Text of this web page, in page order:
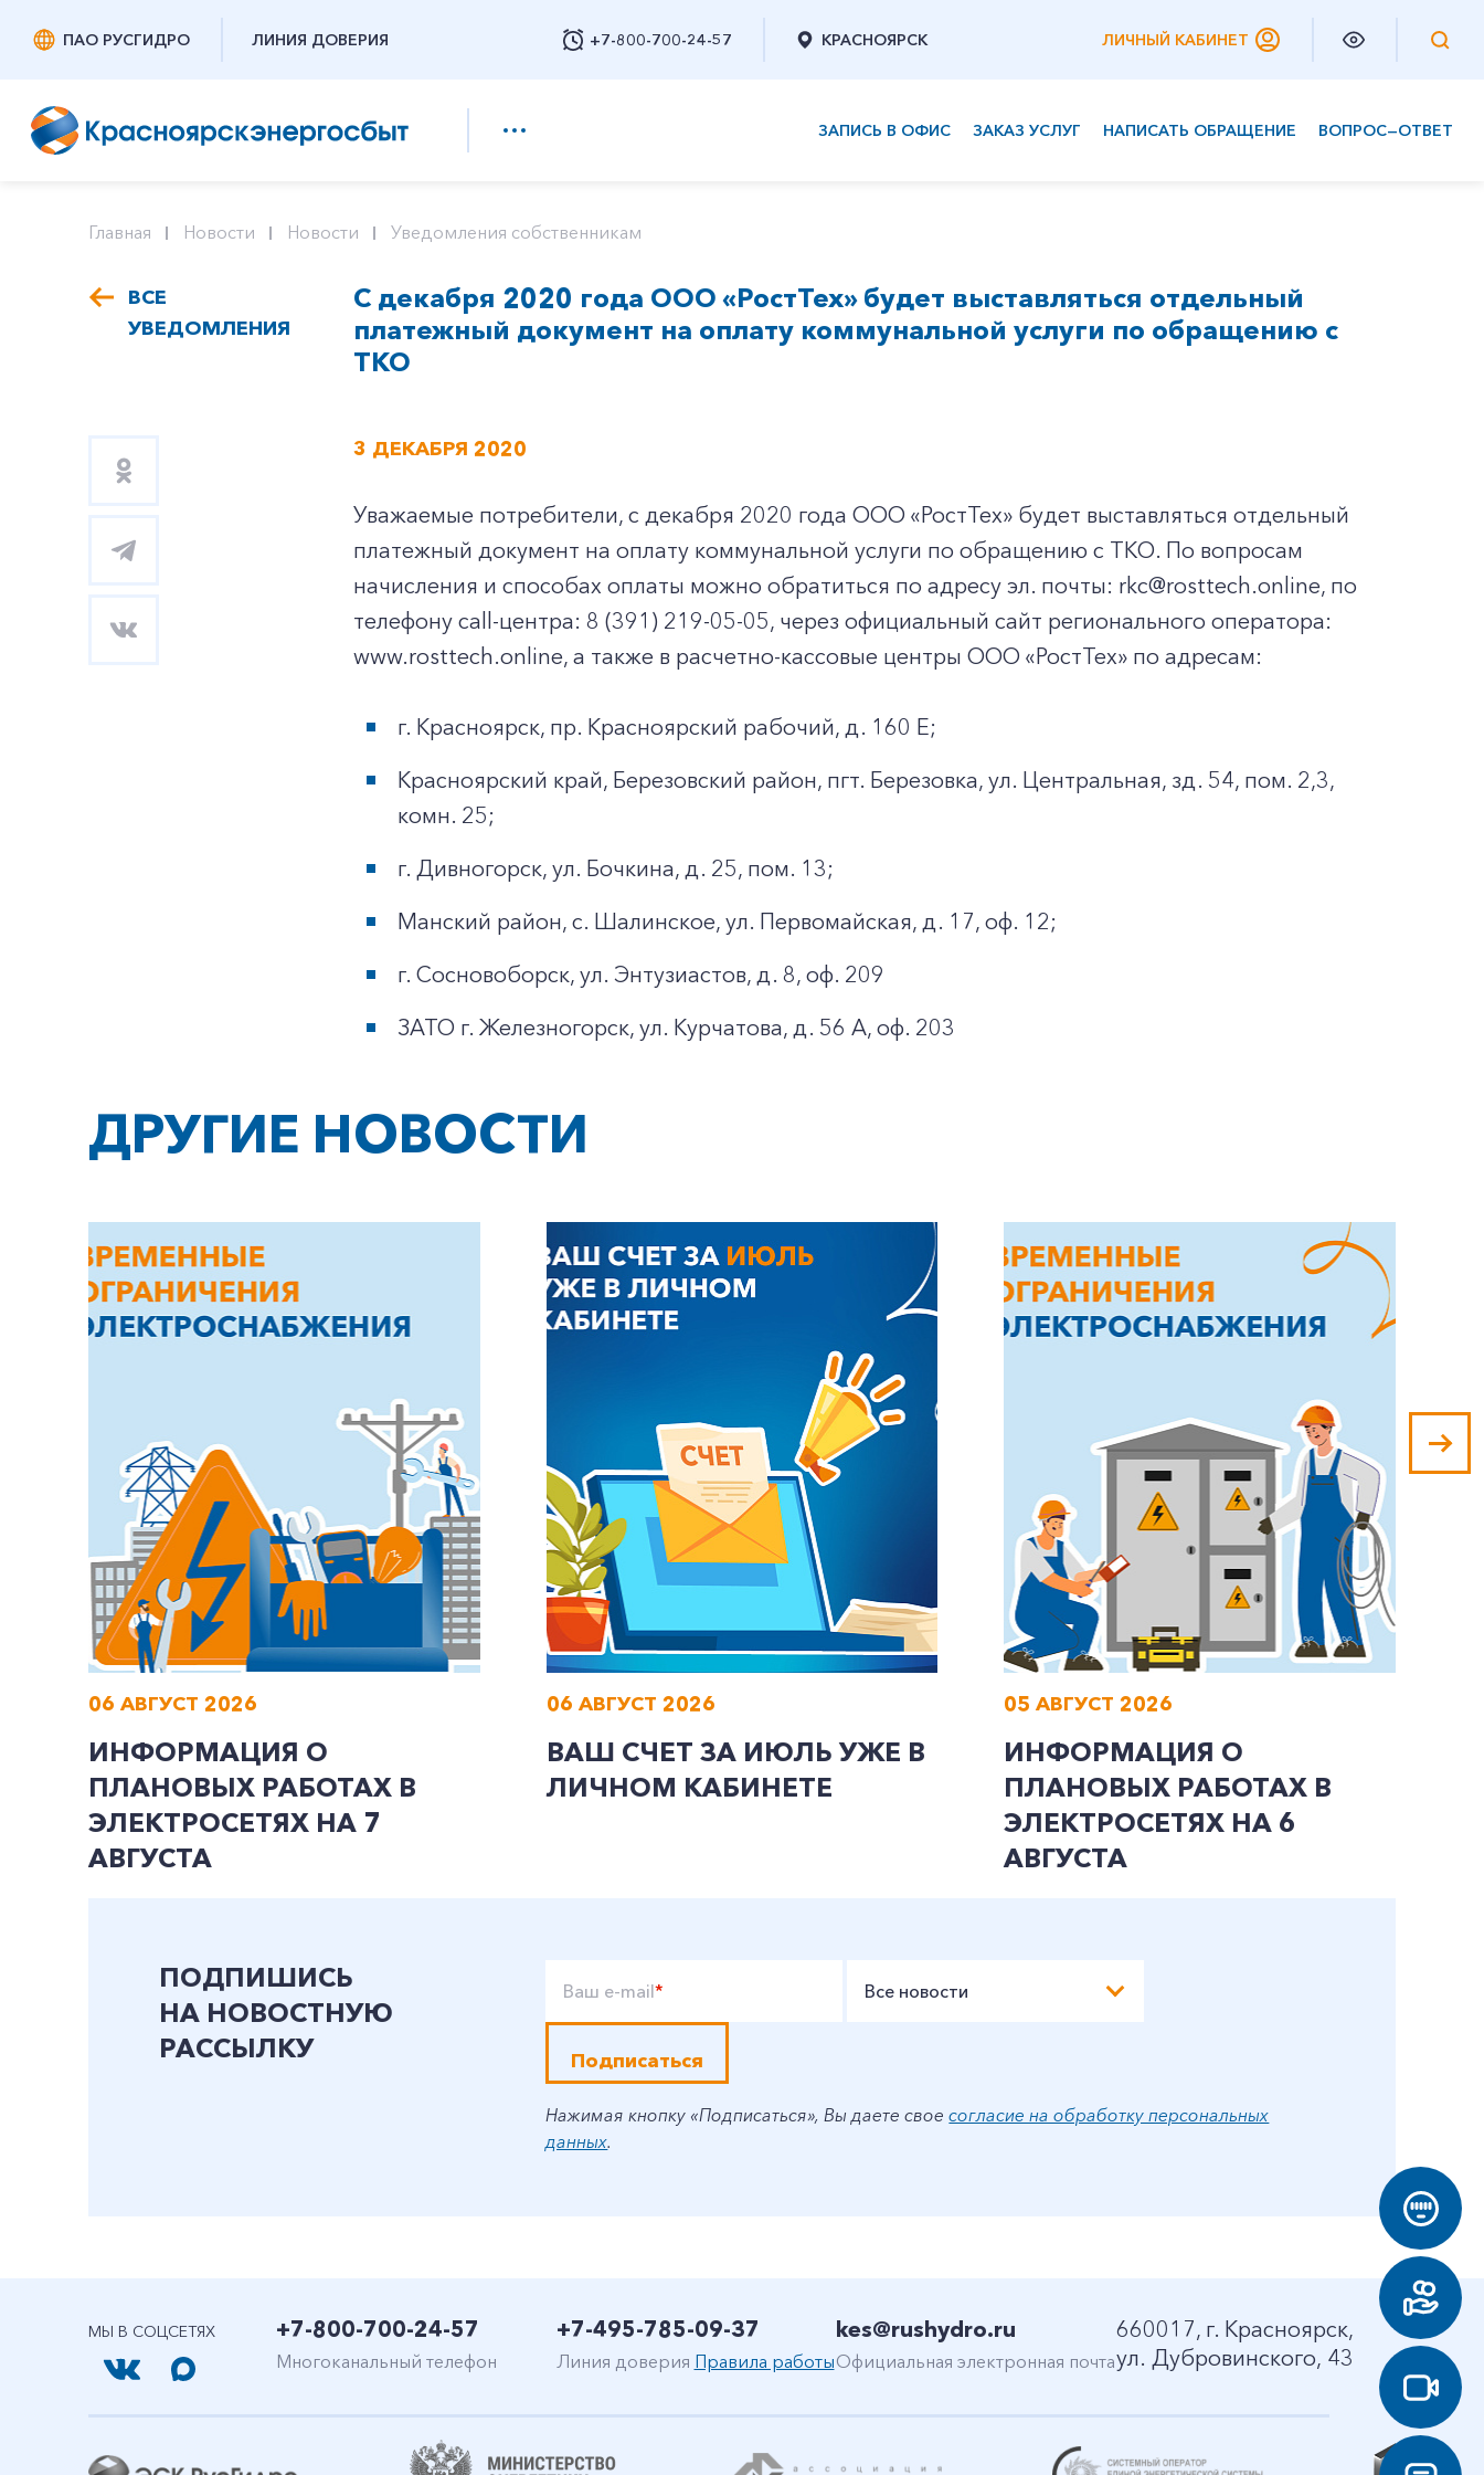
ПАО РУСГИДРО ЛИНИЯ ДОВЕРИЯ +7-800-700-24-57
Заказать обратный звонок
КРАСНОЯРСК ЛИЧНЫЙ КАБИНЕТ
ЗАПИСЬ В ОФИС ЗАКАЗ УСЛУГ НАПИСАТЬ ОБРАЩЕНИЕ ВОПРОС—ОТВЕТ
Заказать обратный звонок
Корпоративным клиентам
Главная Новости Новости Уведомления собственникам
ВСЕ
УВЕДОМЛЕНИЯ
С декабря 2020 года ООО «РостТех» будет выставляться отдельный
платежный документ на оплату коммунальной услуги по обращению с
ТКО
3 ДЕКАБРЯ 2020
Уважаемые потребители, с декабря 2020 года ООО «РостТех» будет выставляться отдельный
платежный документ на оплату коммунальной услуги по обращению с ТКО. По вопросам
начисления и способах оплаты можно обратиться по адресу эл. почты: rkc@rosttech.online, по
телефону call-центра: 8 (391) 219-05-05, через официальный сайт регионального оператора:
www.rosttech.online, а также в расчетно-кассовые центры ООО «РостТех» по адресам:
г. Красноярск, пр. Красноярский рабочий, д. 160 Е;
Красноярский край, Березовский район, пгт. Березовка, ул. Центральная, зд. 54, пом. 2,3,
комн. 25;
г. Дивногорск, ул. Бочкина, д. 25, пом. 13;
Манский район, с. Шалинское, ул. Первомайская, д. 17, оф. 12;
г. Сосновоборск, ул. Энтузиастов, д. 8, оф. 209
ЗАТО г. Железногорск, ул. Курчатова, д. 56 А, оф. 203
ДРУГИЕ НОВОСТИ
06 АВГУСТ 2026
ИНФОРМАЦИЯ О
ПЛАНОВЫХ РАБОТАХ В
ЭЛЕКТРОСЕТЯХ НА 7
АВГУСТА
06 АВГУСТ 2026
ВАШ СЧЕТ ЗА ИЮЛЬ УЖЕ В
ЛИЧНОМ КАБИНЕТЕ
05 АВГУСТ 2026
ИНФОРМАЦИЯ О
ПЛАНОВЫХ РАБОТАХ В
ЭЛЕКТРОСЕТЯХ НА 6
АВГУСТА
ПОДПИШИСЬ
НА НОВОСТНУЮ
РАССЫЛКУ
Ваш e-mail* Все новости
Подписаться
Нажимая кнопку «Подписаться», Вы даете своесогласие на обработку персональных
данных.
МЫ В СОЦСЕТЯХ +7-800-700-24-57
Многоканальный телефон
+7-495-785-09-37
Линия доверия Правила работы
kes@rushydro.ru
Официальная электронная почта
660017, г. Красноярск,
ул. Дубровинского, 43